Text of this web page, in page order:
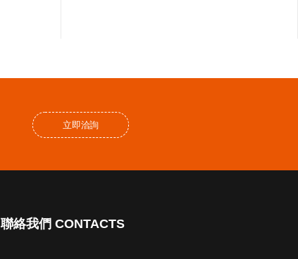
立即洽詢
聯絡我們 CONTACTS